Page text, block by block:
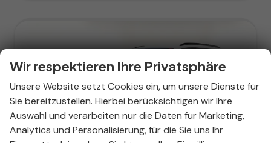
Wir respektieren Ihre Privatsphäre
Unsere Website setzt Cookies ein, um unsere Dienste für
Sie bereitzustellen. Hierbei berücksichtigen wir Ihre
Auswahl und verarbeiten nur die Daten für Marketing,
Analytics und Personalisierung, für die Sie uns Ihr